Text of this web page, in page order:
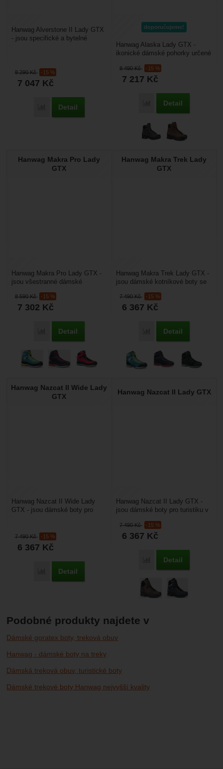
8 290Kč -15 %
7 047 Kč
Porovnat
Detail
Hanwag Alverstone II Lady GTX
- jsou specifické a bytelné
doporučujeme!
8 490Kč -15 %
7 217 Kč
Porovnat
Detail
Hanwag Alaska Lady GTX -
ikonické dámské pohorky určené
to klasické celokožené...
Hanwag Makra Pro Lady
GTX
8 590Kč -15 %
7 302 Kč
Porovnat
Detail
Hanwag Makra Pro Lady GTX -
jsou všestranné dámské
vysokohorskou turistiku,...
Hanwag Makra Trek Lady
GTX
7 490Kč -15 %
6 367 Kč
Porovnat
Detail
Hanwag Makra Trek Lady GTX -
jsou dámské kotníkové boty se
velmi pod¨hodlnou...
Hanwag Nazcat II Wide Lady
GTX
7 490Kč -15 %
6 367 Kč
Porovnat
Detail
Hanwag Nazcat II Wide Lady
GTX - jsou dámské boty pro
Hanwag Nazcat II Lady GTX
7 490Kč -15 %
6 367 Kč
Porovnat
Detail
Hanwag Nazcat II Lady GTX -
jsou dámské boty pro turistiku v
Jsou dostatečně...
Podobné produkty najdete v
Dámské goratex boty, treková obuv
Hanwag - dámské boty na treky
Dámská treková obuv, turistické boty
Dámské trekové boty Hanwag nejvyšší kvality